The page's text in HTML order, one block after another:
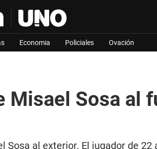
Economia Policiales Ovación
Sosa al
al exterior. El jugador de 22